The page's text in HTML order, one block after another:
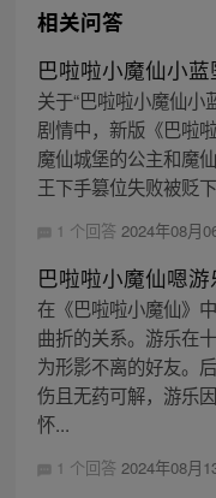
相关问答
巴啦啦小魔仙小蓝
关于“巴啦啦小魔仙小
剧情中，新版《巴啦
魔仙城堡的公主和魔
王下手篡位失败被贬
1 个回答 2024年08月
巴啦啦小魔仙嗯
在《巴啦啦小魔仙》
曲折的关系。游乐在
为形影不离的好友。
伤且无药可解，游乐
怀...
1 个回答 2024年08月